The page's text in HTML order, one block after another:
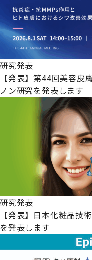
研究発表
【発表】第44回美容皮
ノン研究を発表します
研究発表
【発表】日本化粧品技
を発表します